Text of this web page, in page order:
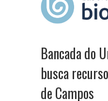
Bancada do
busca
de Campos